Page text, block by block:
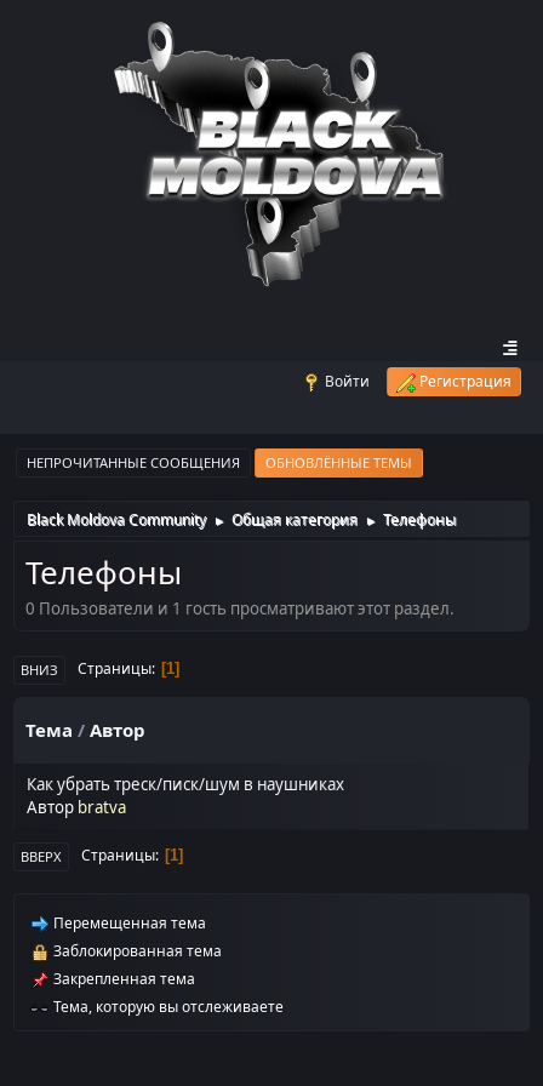
Войти Регистрация
НЕПРОЧИТАННЫЕ СООБЩЕНИЯ ОБНОВЛЁННЫЕ ТЕМЫ
Black Moldova Community ► Общая категория ► Телефоны
Телефоны
0 Пользователи и 1 гость просматривают этот раздел.
ВНИЗ Страницы 1
Тема /Автор
Как убрать треск/писк/шум в наушниках​
Автор bratva
ВВЕРХ Страницы 1
Перемещенная тема
Заблокированная тема
Закрепленная тема
Тема, которую вы отслеживаете